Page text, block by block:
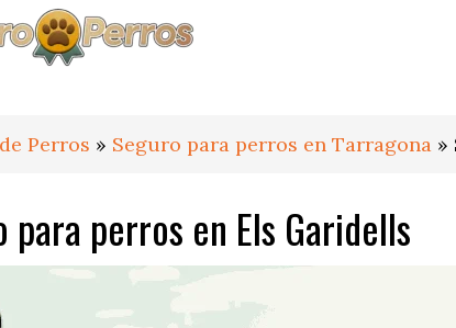
Perros » Seguro para perros en Tarragona »
para perros en Els Garidells